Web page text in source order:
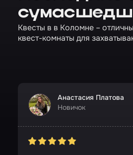
Квесты в в Коломне –
квест-комнаты для
Анастасия Платова
Новичок